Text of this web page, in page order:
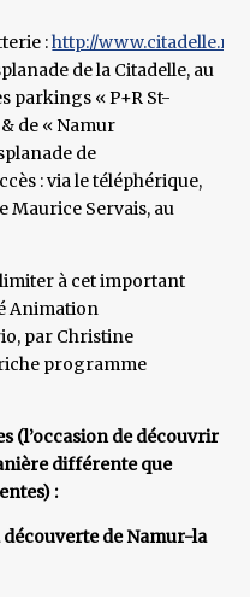
:http://
de la Citadelle, au
parkings « P+R St-
de « Namur
de
: via le téléphérique,
Maurice Servais, au
limiter à cet important
Animation
par Christine
programme
(l’occasion de découvrir
différente que
:
découverte de Namur-la